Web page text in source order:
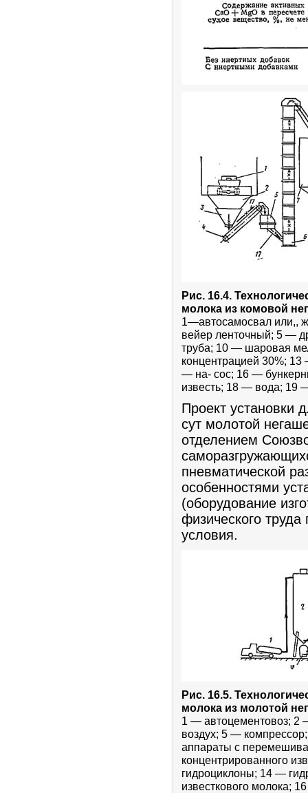
Рис. 16.4.
молока из комовой
1—автосамосвал или,,
вейер ленточный; 5 —
труба; 10 — шаровая
концентрацией 30%; 13
— на- сос; 16 —
известь; 18 — вода; 19
Проект установки
сут молотой
отделением
пневматической
особенностями
(оборудование
физического
условия.
Рис. 16.5.
молока из молотой
1 — автоцементовоз; 2
воздух; 5 —
аппараты с
концентрированного
гидроциклоны; 14 —
известкового молока;